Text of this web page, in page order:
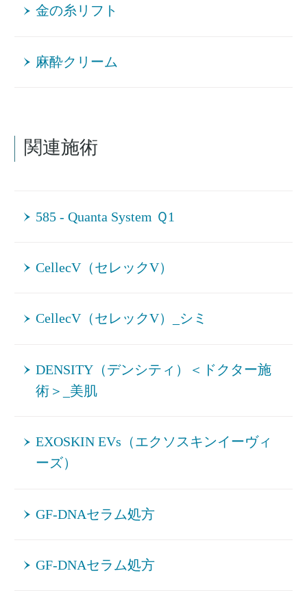
金の糸リフト
麻酔クリーム
関連施術
585 - Quanta System Ｑ1
CellecV（セレックV）
CellecV（セレックV）_シミ
DENSITY（デンシティ）＜ドクター施
術＞_美肌
EXOSKIN EVs（エクソスキンイーヴィ
ーズ）
GF-DNAセラム処方
GF-DNAセラム処方